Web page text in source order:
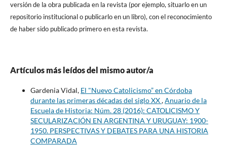
versión de la obra publicada en la revista (por ejemplo, situarlo en un
repositorio institucional o publicarlo en un libro), con el reconocimiento
de haber sido publicado primero en esta revista.
Artículos más leídos del mismo autor/a
Gardenia Vidal, El "Nuevo Catolicismo” en Córdoba
durante las primeras décadas del siglo XX,Anuario de la
Escuela de Historia: Núm. 28 (2016): CATOLICISMO Y
SECULARIZACIÓN EN ARGENTINA Y URUGUAY: 1900-
1950. PERSPECTIVAS Y DEBATES PARA UNA HISTORIA
COMPARADA